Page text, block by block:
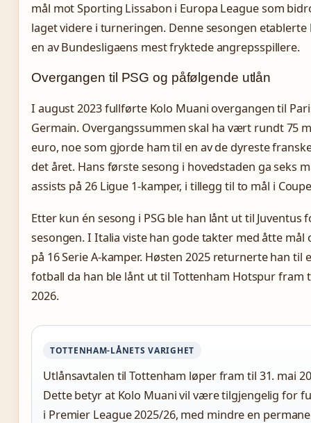
mål mot Sporting Lissabon i Europa League som
laget videre i turneringen. Denne sesongen etablerte
en av Bundesligaens mest fryktede angrepsspillere.
Overgangen til PSG og påfølgende utlån
I august 2023 fullførte Kolo Muani overgangen til
Germain. Overgangssummen skal ha vært rundt 75
euro, noe som gjorde ham til en av de dyreste
det året. Hans første sesong i hovedstaden ga seks
assists på 26 Ligue 1-kamper, i tillegg til to mål i
Etter kun én sesong i PSG ble han lånt ut til Juventus
sesongen. I Italia viste han gode takter med åtte mål
på 16 Serie A-kamper. Høsten 2025 returnerte han til
fotball da han ble lånt ut til Tottenham Hotspur fram
2026.
TOTTENHAM-LÅNETS VARIGHET
Utlånsavtalen til Tottenham løper fram til 31. mai
Dette betyr at Kolo Muani vil være tilgjengelig for
i Premier League 2025/26, med mindre en